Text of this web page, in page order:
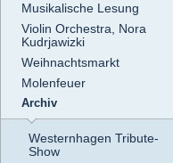
Musikalische Lesung
Violin Orchestra, Nora
Kudrjawizki
Weihnachtsmarkt
Molenfeuer
Archiv
Westernhagen Tribute-
Show